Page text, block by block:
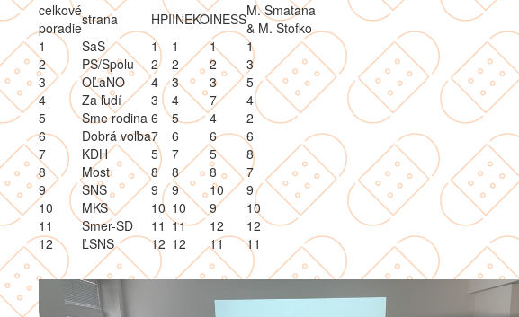
celkové
poradiestrana HPIINEKOINESSM. Smatana
& M. Štofko
1
SaS 1 1 1
1
2
PS/Spolu 2 2 2
3
3
OĽaNO 4 3 3
5
4
Za ľudí 3 4 7
4
5
Sme rodina 6 5 4
2
6
Dobrá voľba7 6 6
6
7
KDH 5 7 5
8
8
Most 8 8 8
7
9
SNS 9 9 10
9
10
MKS 10 10 9
10
11
Smer-SD 11 11 12
12
12
ĽSNS 12 12 11 11